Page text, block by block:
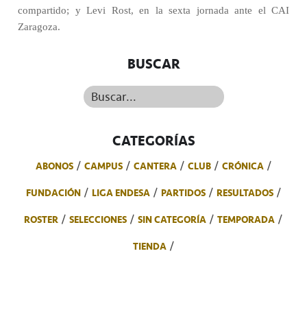
compartido; y Levi Rost, en la sexta jornada ante el CAI
Zaragoza.
BUSCAR
Buscar...
CATEGORÍAS
ABONOS CAMPUS CANTERA CLUB
CRÓNICA
FUNDACIÓN
LIGA ENDESA PARTIDOS
RESULTADOS
ROSTER
SELECCIONES SIN CATEGORÍA
TEMPORADA
TIENDA